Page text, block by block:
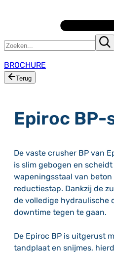
BROCHURE
Terug
Epiroc BP-
De vaste crusher BP van
is slim gebogen en
wapeningsstaal van
reductiestap. Dankzij de
de volledige hydraulische
downtime tegen te gaan.
De Epiroc BP is uitgerust
tandplaat en snijmes,